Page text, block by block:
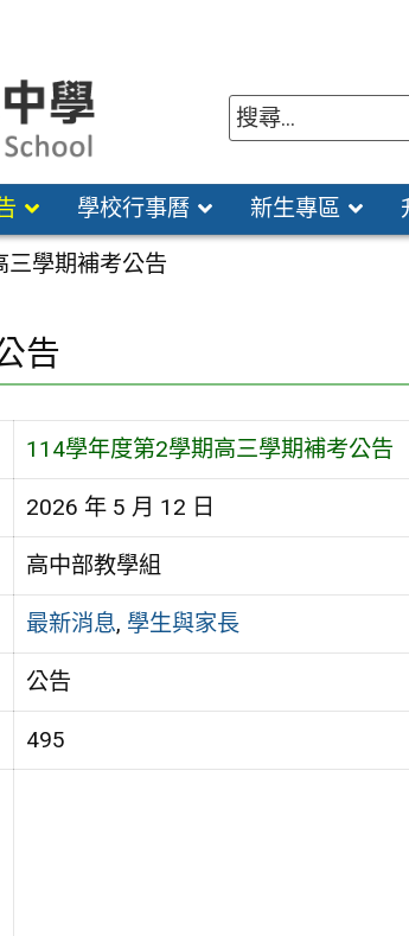
學校行事曆 新生專區
三學期補考公告
告
114學年度第2學期高三學期補考公告
2026 年 5 月 12 日
高中部教學組
最新消息, 學生與家長
公告
495